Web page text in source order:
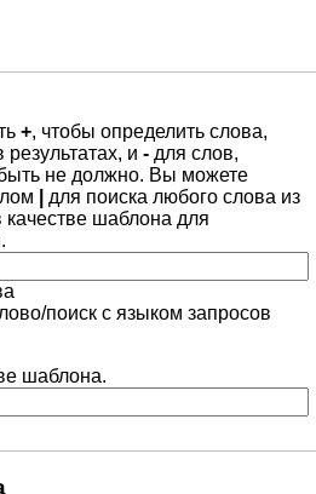
+, чтобы определить слова,
и - для слов,
быть не должно. Вы можете
для поиска любого слова из
качестве шаблона для
поиск с языком запросов
шаблона.